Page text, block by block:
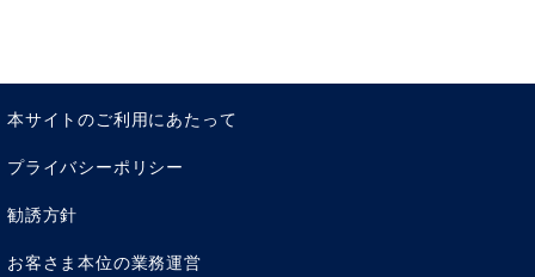
本サイトのご利用にあたって
プライバシーポリシー
勧誘方針
お客さま本位の業務運営